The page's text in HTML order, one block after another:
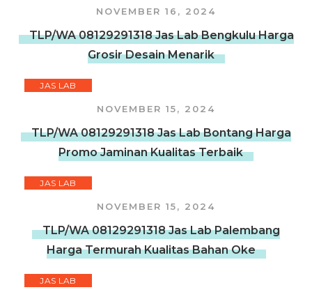
NOVEMBER 16, 2024
TLP/WA 08129291318 Jas Lab Bengkulu Harga
Grosir Desain Menarik
JAS LAB
NOVEMBER 15, 2024
TLP/WA 08129291318 Jas Lab Bontang Harga
Promo Jaminan Kualitas Terbaik
JAS LAB
NOVEMBER 15, 2024
TLP/WA 08129291318 Jas Lab Palembang
Harga Termurah Kualitas Bahan Oke
JAS LAB